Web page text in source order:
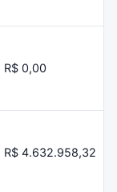
R$ 0,00
R$ 4.632.958,32